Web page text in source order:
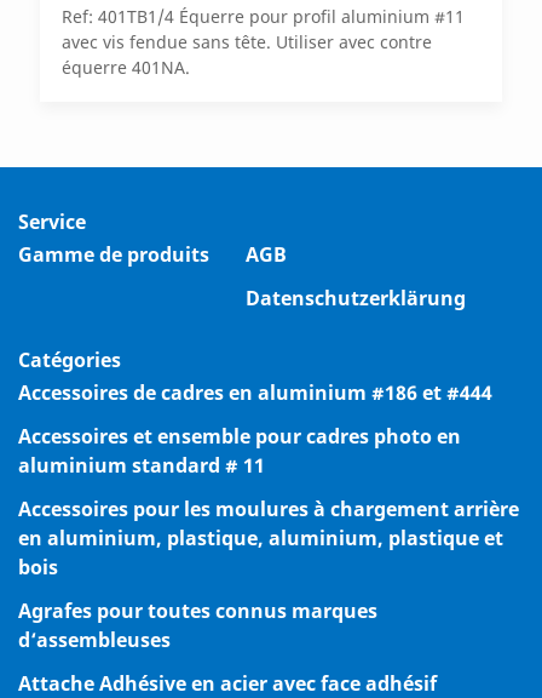
Ref: 401TB1/4 Équerre pour profil aluminium #11
avec vis fendue sans tête. Utiliser avec contre
équerre 401NA.
Service
Gamme de produits
AGB
Datenschutzerklärung
Catégories
Accessoires de cadres en aluminium #186 et #444
Accessoires et ensemble pour cadres photo en
aluminium standard # 11
Accessoires pour les moulures à chargement arrière
en aluminium, plastique, aluminium, plastique et
bois
Agrafes pour toutes connus marques
d‘assembleuses
Attache Adhésive en acier avec face adhésif